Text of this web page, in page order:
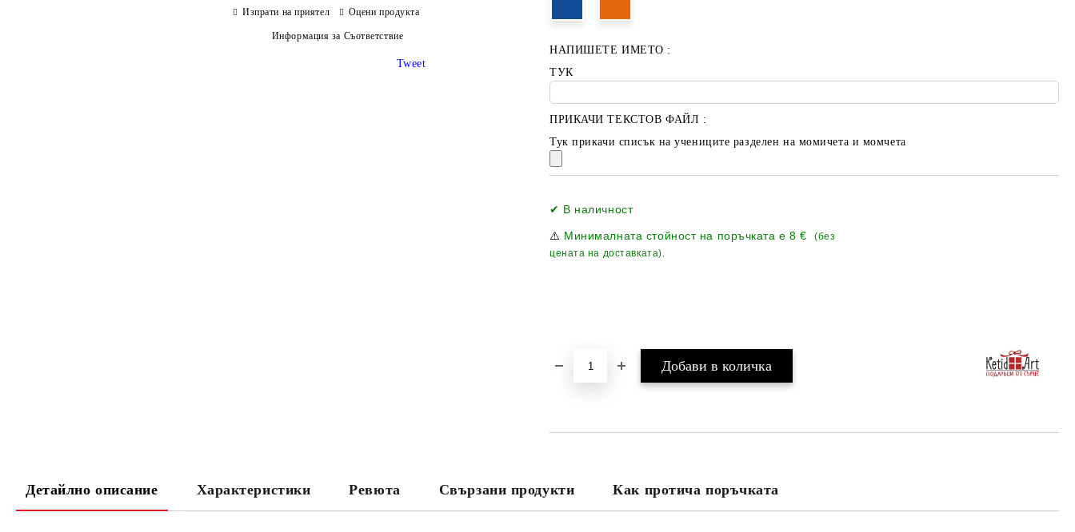
НАПИШЕТЕ ИМЕТО :
ТУК
ПРИКАЧИ ТЕКСТОВ ФАЙЛ :
Тук прикачи списък на учениците разделен на момичета и момчета
✔ В наличност
⚠️ Минималната стойност на поръчката е8 €
(без
цената на доставката).
Изпрати на приятел Оцени продукта
Информация за Съответствие
Tweet
Детайлно описание Характеристики Ревюта Свързани продукти Как протича поръчката